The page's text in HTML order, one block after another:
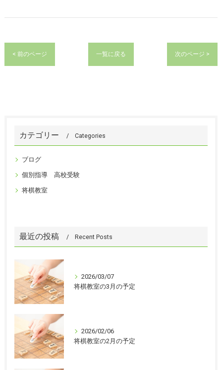
< 前のページ 一覧に戻る 次のページ >
カテゴリー Categories
ブログ
個別指導 高校受験
将棋教室
最近の投稿 Recent Posts
2026/03/07
将棋教室の3月の予定
2026/02/06
将棋教室の2月の予定